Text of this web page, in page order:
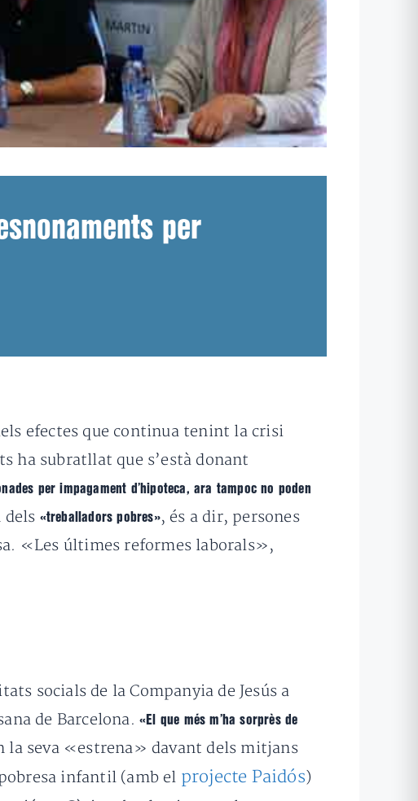
per
efectes que continua tenint la crisi
ha subratllat que s’està donant
per impagament d’hipoteca, ara tampoc no poden
dels «treballadors pobres», és a dir, persones
«Les últimes reformes laborals»,
socials de la Companyia de Jesús a
de Barcelona.«El que més m’ha sorprès de
la seva «estrena» davant dels mitjans
infantil (amb el projecte Paidós)